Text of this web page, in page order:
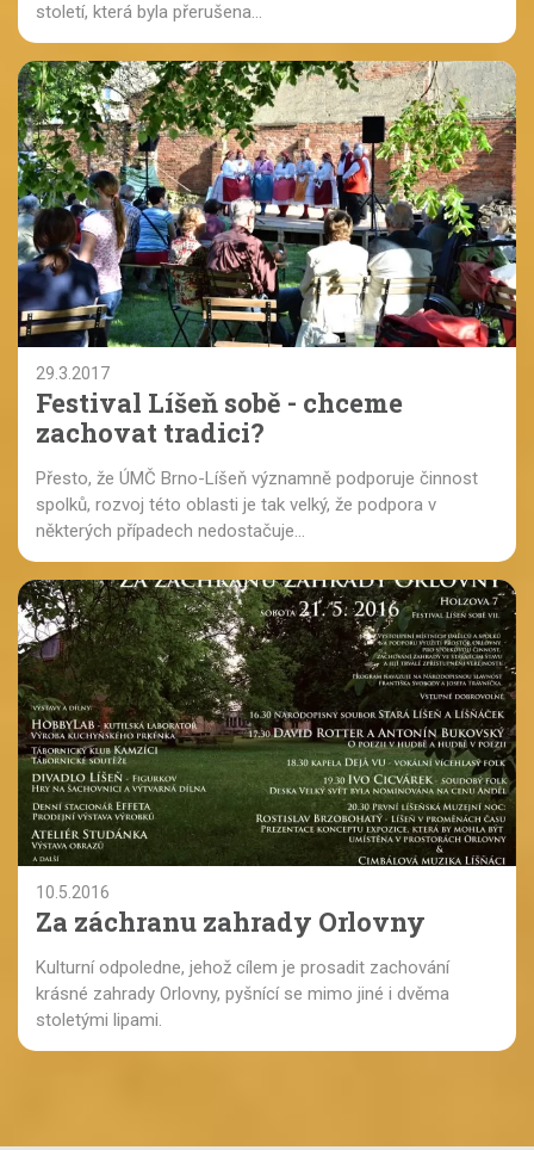
století, která byla přerušena...
29.3.2017
Festival Líšeň sobě - chceme
zachovat tradici?
Přesto, že ÚMČ Brno-Líšeň významně podporuje činnost
spolků, rozvoj této oblasti je tak velký, že podpora v
některých případech nedostačuje...
10.5.2016
Za záchranu zahrady Orlovny
Kulturní odpoledne, jehož cílem je prosadit zachování
krásné zahrady Orlovny, pyšnící se mimo jiné i dvěma
stoletými lipami.